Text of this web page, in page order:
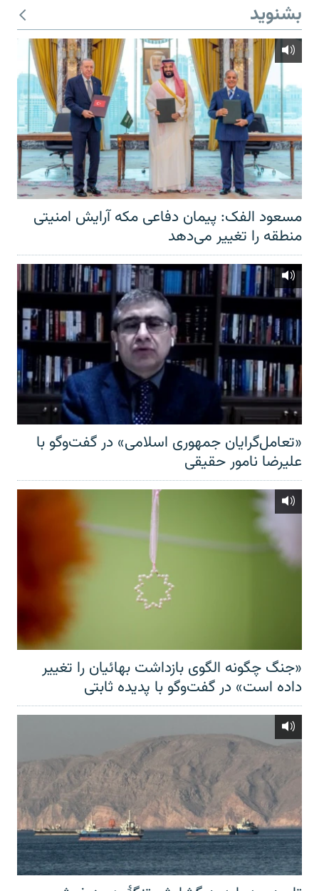
بشنوید
مسعود الفک: پیمان دفاعی مکه آرایش امنیتی
منطقه را تغییر می‌دهد
«تعامل‌گرایان جمهوری اسلامی» در گفت‌وگو با
علیرضا نامور حقیقی
«جنگ چگونه الگوی بازداشت بهائیان را تغییر
داده است» در گفت‌وگو با پدیده ثابتی